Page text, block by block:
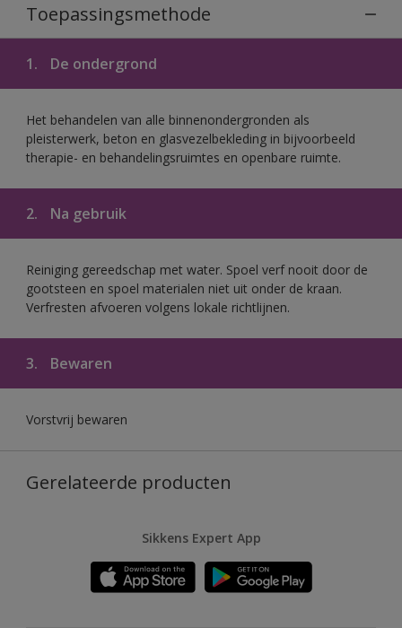
Toepassingsmethode
1. De ondergrond
Het behandelen van alle binnenondergronden als
pleisterwerk, beton en glasvezelbekleding in bijvoorbeeld
therapie- en behandelingsruimtes en openbare ruimte.
2. Na gebruik
Reiniging gereedschap met water. Spoel verf nooit door de
gootsteen en spoel materialen niet uit onder de kraan.
Verfresten afvoeren volgens lokale richtlijnen.
3. Bewaren
Vorstvrij bewaren
Gerelateerde producten
Sikkens Expert App